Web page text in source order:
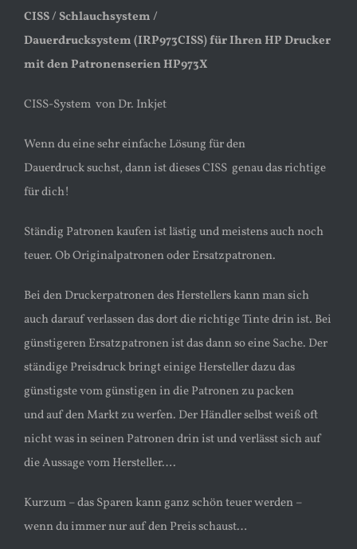
CISS / Schlauchsystem /
Dauerdrucksystem (IRP973CISS) für Ihren HP Drucker
mit den Patronenserien HP973X
CISS-System von Dr. Inkjet
Wenn du eine sehr einfache Lösung für den
Dauerdruck suchst, dann ist dieses CISS genau das richtige
für dich!
Ständig Patronen kaufen ist lästig und meistens auch noch
teuer. Ob Originalpatronen oder Ersatzpatronen.
Bei den Druckerpatronen des Herstellers kann man sich
auch darauf verlassen das dort die richtige Tinte drin ist. Bei
günstigeren Ersatzpatronen ist das dann so eine Sache. Der
ständige Preisdruck bringt einige Hersteller dazu das
günstigste vom günstigen in die Patronen zu packen
und auf den Markt zu werfen. Der Händler selbst weiß oft
nicht was in seinen Patronen drin ist und verlässt sich auf
die Aussage vom Hersteller….
Kurzum – das Sparen kann ganz schön teuer werden –
wenn du immer nur auf den Preis schaust…